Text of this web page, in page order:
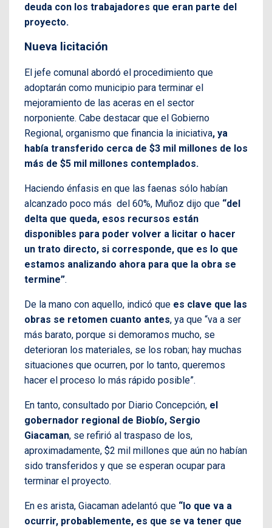
deuda con los trabajadores que eran parte del
proyecto.
Nueva licitación
El jefe comunal abordó el procedimiento que
adoptarán como municipio para terminar el
mejoramiento de las aceras en el sector
norponiente. Cabe destacar que el Gobierno
Regional, organismo que financia la iniciativa, ya
había transferido cerca de $3 mil millones de los
más de $5 mil millones contemplados.
Haciendo énfasis en que las faenas sólo habían
alcanzado poco más del 60%, Muñoz dijo que “del
delta que queda, esos recursos están
disponibles para poder volver a licitar o hacer
un trato directo, si corresponde, que es lo que
estamos analizando ahora para que la obra se
termine”.
De la mano con aquello, indicó que es clave que las
obras se retomen cuanto antes, ya que “va a ser
más barato, porque si demoramos mucho, se
deterioran los materiales, se los roban; hay muchas
situaciones que ocurren, por lo tanto, queremos
hacer el proceso lo más rápido posible”.
En tanto, consultado por Diario Concepción, el
gobernador regional de Biobío, Sergio
Giacaman, se refirió al traspaso de los,
aproximadamente, $2 mil millones que aún no habían
sido transferidos y que se esperan ocupar para
terminar el proyecto.
En es arista, Giacaman adelantó que “lo que va a
ocurrir, probablemente, es que se va tener que